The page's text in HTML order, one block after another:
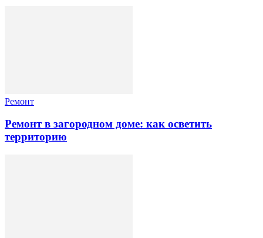
Ремонт
Ремонт в загородном доме: как осветить
территорию